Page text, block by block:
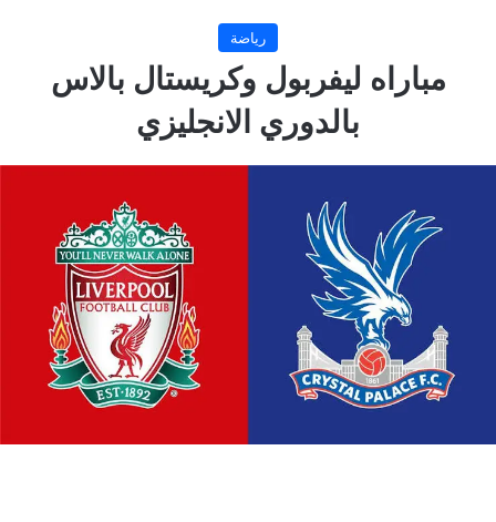
رياضة
مباراه ليفربول وكريستال بالاس
بالدوري الانجليزي